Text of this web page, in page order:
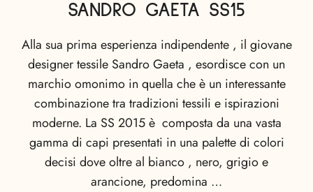
SANDRO GAETA SS15
Alla sua prima esperienza indipendente , il giovane
designer tessile Sandro Gaeta , esordisce con un
marchio omonimo in quella che è un interessante
combinazione tra tradizioni tessili e ispirazioni
moderne. La SS 2015 è composta da una vasta
gamma di capi presentati in una palette di colori
decisi dove oltre al bianco , nero, grigio e
arancione, predomina …